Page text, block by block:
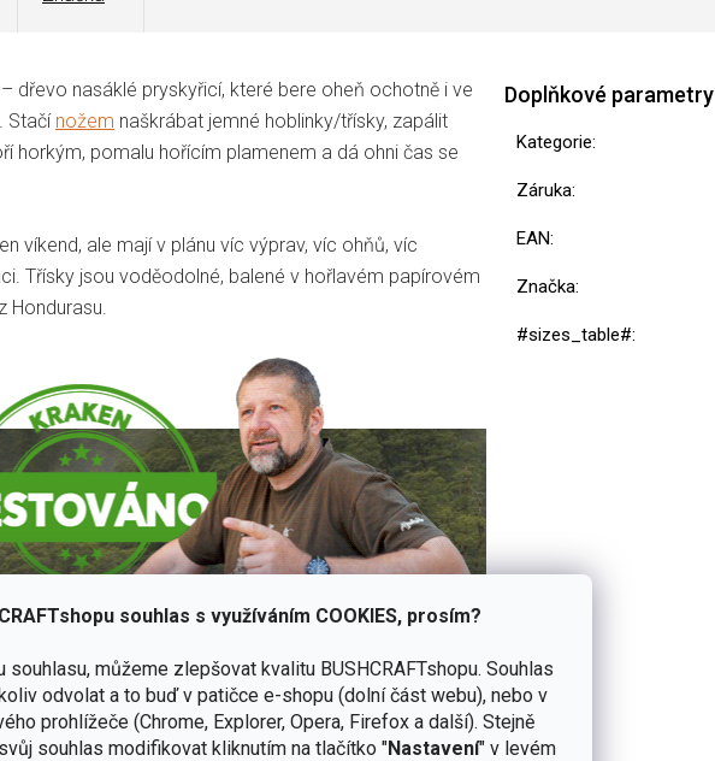
souhlas s využíváním COOKIES, prosím?
souhlasu, můžeme zlepšovat kvalitu BUSHCRAFTshopu. Souhlas
odvolat a to buď v patičce e-shopu (dolní část webu), nebo v
prohlížeče (Chrome, Explorer, Opera, Firefox a další). Stejně
souhlas modifikovat kliknutím na tlačítko "Nastavení" v levém
dřevo nasáklé pryskyřicí, které bere oheň ochotně i ve
Stačí nožem naškrábat jemné hoblinky/třísky, zapálit
horkým, pomalu hořícím plamenem a dá ohni čas se
víkend, ale mají v plánu víc výprav, víc ohňů, víc
Třísky jsou voděodolné, balené v hořlavém papírovém
Hondurasu.
běžné třísky.
Doplňkové parametry
Kategorie:
Záruka:
EAN:
Značka:
#sizes_table#: